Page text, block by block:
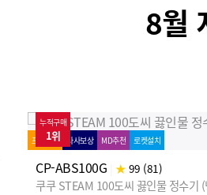
8월
누적구매
2위
MD추천 로켓설치
CP-TS100|★ 98 (243)
쿠쿠 인스퓨어 100℃ 끓인물 정수기 (